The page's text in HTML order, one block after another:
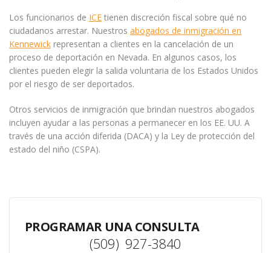
Los funcionarios de ICE tienen discreción fiscal sobre qué no
ciudadanos arrestar. Nuestros abogados de inmigración en
Kennewick representan a clientes en la cancelación de un
proceso de deportación en Nevada. En algunos casos, los
clientes pueden elegir la salida voluntaria de los Estados Unidos
por el riesgo de ser deportados.
Otros servicios de inmigración que brindan nuestros abogados
incluyen ayudar a las personas a permanecer en los EE. UU. A
través de una acción diferida (DACA) y la Ley de protección del
estado del niño (CSPA).
PROGRAMAR UNA CONSULTA
(509) 927-3840